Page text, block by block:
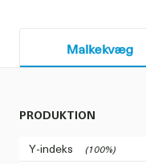
Malkekvæg
PRODUKTION
Y-indeks (100%)